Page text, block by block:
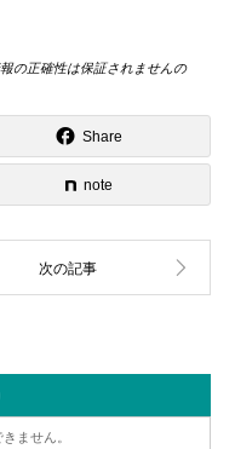
の正確性は保証されませんの
Share
note
ません。